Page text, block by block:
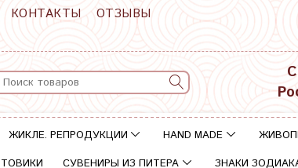
КОНТАКТЫ
ОТЗЫВЫ
ЖИКЛЕ. РЕПРОДУКЦИИ HAND MADE
СУВЕНИРЫ ИЗ ПИТЕРА ЗНАКИ